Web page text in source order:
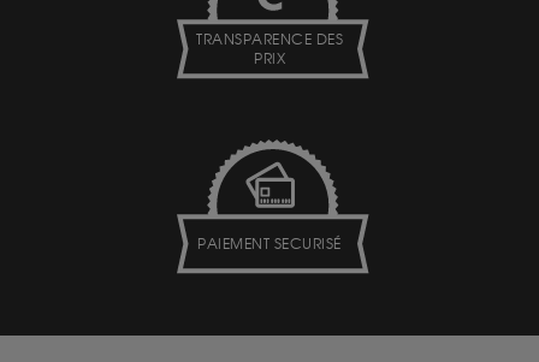
TRANSPARENCE DES
PRIX
PAIEMENT SECURISÉ